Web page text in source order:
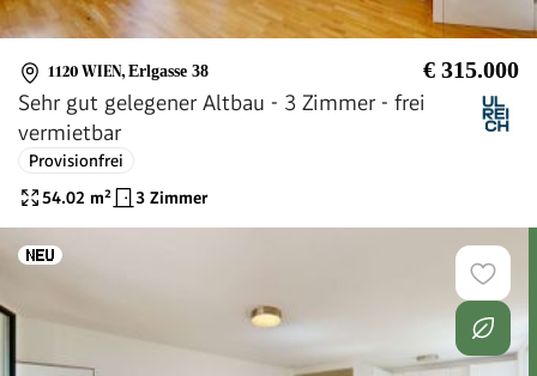
1120 WIEN, Erlgasse 38 € 315.000
Sehr gut gelegener Altbau - 3 Zimmer - frei
vermietbar
Provisionfrei
54.02 m² 3 Zimmer